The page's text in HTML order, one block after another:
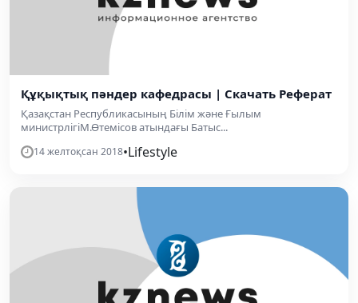
Құқықтық пәндер кафедрасы | Скачать Реферат
Қазақстан Республикасының Білім және Ғылым
министрлігіМ.Өтемісов атындағы Батыс...
14 желтоқсан 2018•Lifestyle